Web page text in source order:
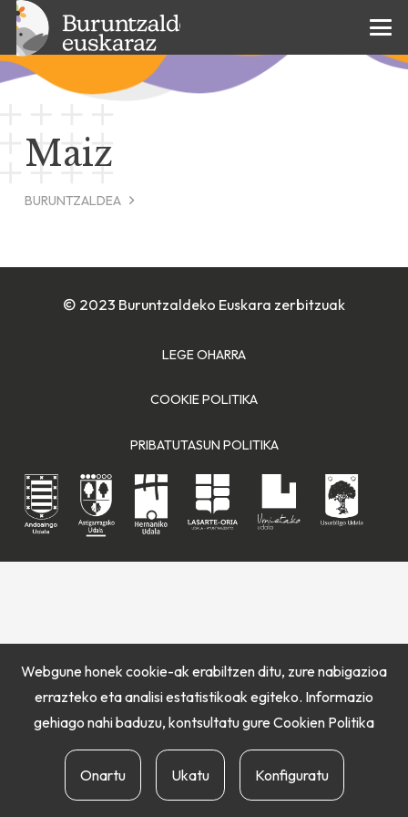
Maiz
BURUNTZALDEA
© 2023 Buruntzaldeko Euskara zerbitzuak
LEGE OHARRA
COOKIE POLITIKA
PRIBATUTASUN POLITIKA
Webgune honek cookie-ak erabiltzen ditu, zure nabigazioa
errazteko eta analisi estatistikoak egiteko. Informazio
gehiago nahi baduzu, kontsultatu gure Cookien Politika
Onartu Ukatu Konfiguratu